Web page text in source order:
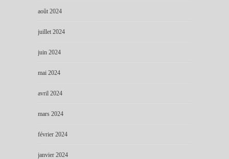
août 2024
juillet 2024
juin 2024
mai 2024
avril 2024
mars 2024
février 2024
janvier 2024